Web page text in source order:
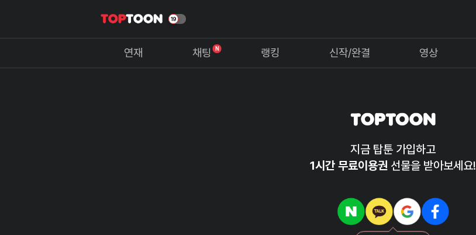
연재 채팅 N 랭킹 신작/완결 영상
지금 탑툰 가입하고
1시간 무료이용권 선물을 받아보세요!